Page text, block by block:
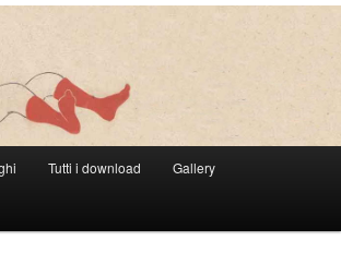
Tutti i download Gallery